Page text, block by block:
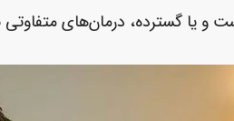
و یا گسترده، درمان‌های